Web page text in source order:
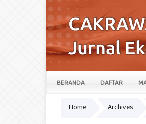
BERANDA DAFTAR
Home Archives